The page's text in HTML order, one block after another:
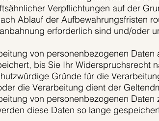
Verpflichtungen auf der
Ablauf der Aufbewahrungsfristen
erforderlich sind und/oder
von personenbezogenen
bis Sie Ihr Widerspruchsrecht
Gründe für die
die Verarbeitung dient der
von personenbezogenen
diese Daten so lange